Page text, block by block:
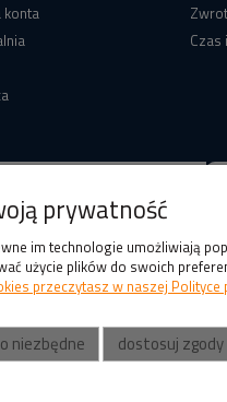
konta
prywatność
im technologie umożliwiają
użycie plików do swoich
przeczytasz w naszej Polityce
niezbędne dostosuj zgody